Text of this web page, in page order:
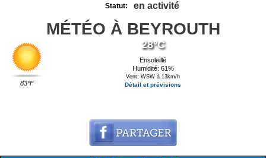
Statut: en activité
MÉTÉO À BEYROUTH
83°F
28°C
Ensoleillé
Humidité: 61%
Vent: WSW à 13km/h
Détail et prévisions